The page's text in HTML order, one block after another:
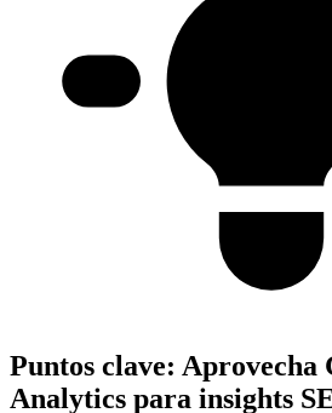
Puntos clave: Aprovecha
Analytics para insights